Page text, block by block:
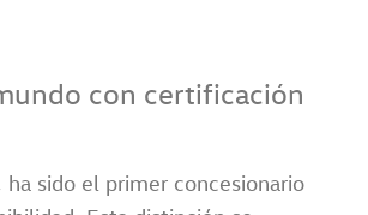
con certificación
sido el primer concesionario